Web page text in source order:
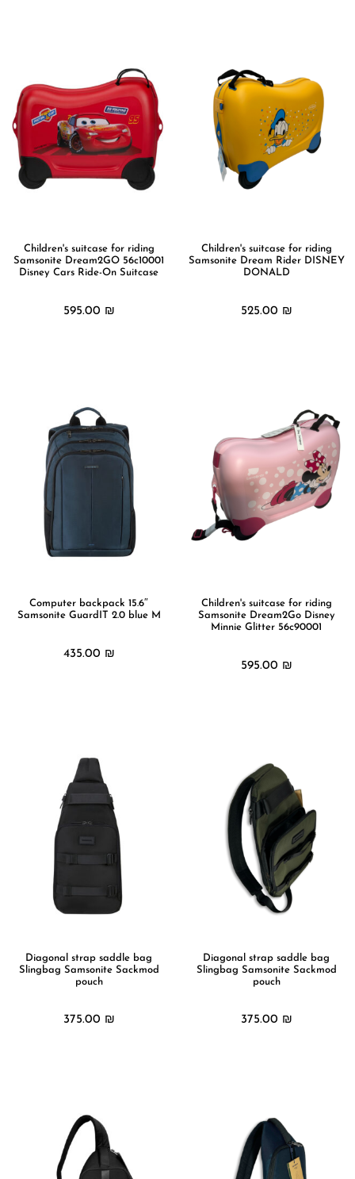
Children's suitcase for riding
Samsonite Dream Rider DISNEY
DONALD
525.00 ₪
Children's suitcase for riding
Samsonite Dream2GO 56c10001
Disney Cars Ride-On Suitcase
595.00 ₪
Children's suitcase for riding
Samsonite Dream2Go Disney
Minnie Glitter 56c90001
595.00 ₪
Computer backpack 15.6″
Samsonite GuardIT 2.0 blue M
435.00 ₪
Diagonal strap saddle bag
Slingbag Samsonite Sackmod
pouch
375.00 ₪
Diagonal strap saddle bag
Slingbag Samsonite Sackmod
pouch
375.00 ₪